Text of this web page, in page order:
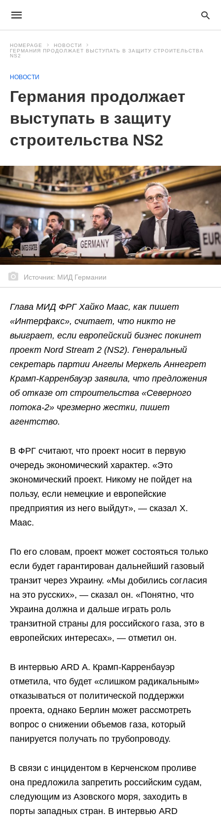
HOMEPAGE
НОВОСТИ
ГЕРМАНИЯ ПРОДОЛЖАЕТ ВЫСТУПАТЬ В ЗАЩИТУ СТРОИТЕЛЬСТВА
NS2
НОВОСТИ
Германия продолжает
выступать в защиту
строительства NS2
Источник: МИД Германии
Глава МИД ФРГ Хайко Маас, как пишет
«Интерфакс», считает, что никто не
выиграет, если европейский бизнес покинет
проект Nord Stream 2 (NS2). Генеральный
секретарь партии Ангелы Меркель Аннегрет
Крамп-Карренбауэр заявила, что предложения
об отказе от строительства «Северного
потока-2» чрезмерно жестки, пишет
агентство.
В ФРГ считают, что проект носит в первую
очередь экономический характер. «Это
экономический проект. Никому не пойдет на
пользу, если немецкие и европейские
предприятия из него выйдут», — сказал Х.
Маас.
По его словам, проект может состояться только
если будет гарантирован дальнейший газовый
транзит через Украину. «Мы добились согласия
на это русских», — сказал он. «Понятно, что
Украина должна и дальше играть роль
транзитной страны для российского газа, это в
европейских интересах», — отметил он.
В интервью ARD А. Крамп-Карренбауэр
отметила, что будет «слишком радикальным»
отказываться от политической поддержки
проекта, однако Берлин может рассмотреть
вопрос о снижении объемов газа, который
панируется получать по трубопроводу.
В связи с инцидентом в Керченском проливе
она предложила запретить российским судам,
следующим из Азовского моря, заходить в
порты западных стран. В интервью ARD